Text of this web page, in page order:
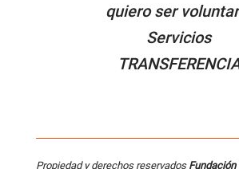
quiero ser
Servicios
Propiedad y derechos reservados